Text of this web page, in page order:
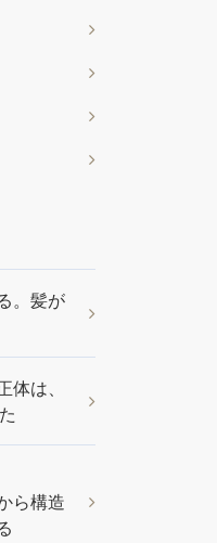
。髪が
は、
造